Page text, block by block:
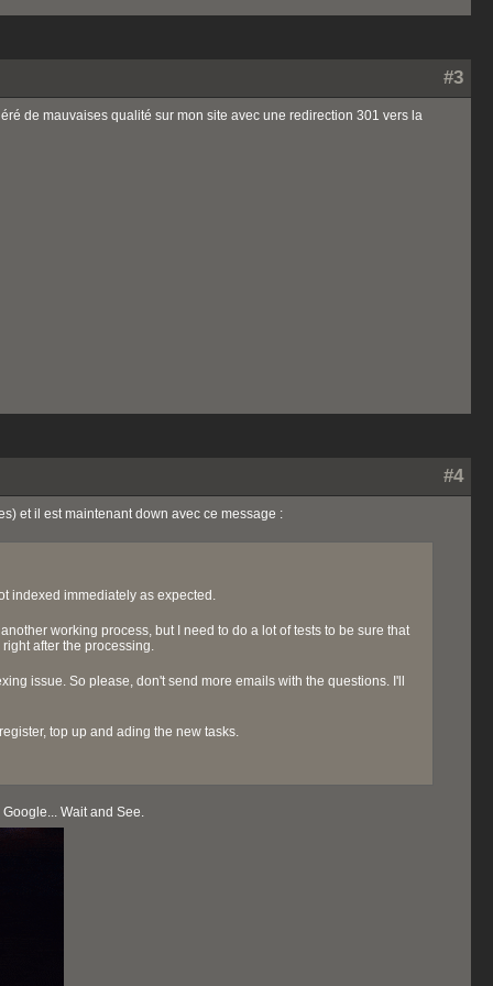
#3
de mauvaises qualité sur mon site avec une redirection 301 vers la
#4
et il est maintenant down avec ce message :
indexed immediately as expected.
working process, but I need to do a lot of tests to be sure that
after the processing.
issue. So please, don't send more emails with the questions. I'll
top up and ading the new tasks.
Wait and See.